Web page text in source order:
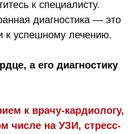
к специалисту.
диагностика — это
к успешному лечению.
а его диагностику
к врачу-кардиологу,
числе на УЗИ, стресс-